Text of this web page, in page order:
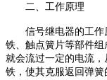
二、工作原理
信号继电器的工作
铁、触点簧片等部件
就会流过一定的电流
铁，使其克服返回弹